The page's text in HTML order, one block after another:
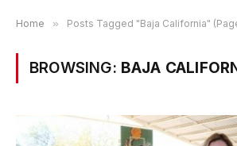
Home » Posts Tagged "Baja California"
BROWSING: BAJA